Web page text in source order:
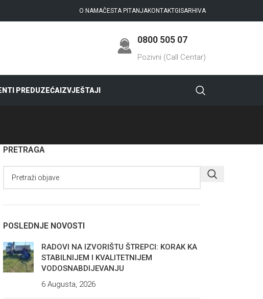
O NAMAČESTA PITANJAKONTAKTGISARHIVA
0800 505 07
Pozivni (Call Centar)
PREDUZEĆAIZVJEŠTAJI
PRETRAGA
POSLEDNJE NOVOSTI
RADOVI NA IZVORIŠTU ŠTREPCI: KORAK KA
STABILNIJEM I KVALITETNIJEM
VODOSNABDIJEVANJU
6 Augusta, 2026